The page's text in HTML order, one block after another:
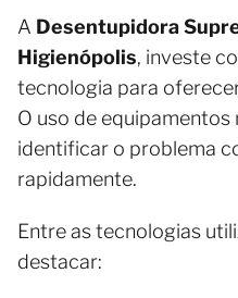
A Desentupidora
Higienópolis, investe
tecnologia para
O uso de
identificar o problema
rapidamente.
Entre as tecnologias
destacar: